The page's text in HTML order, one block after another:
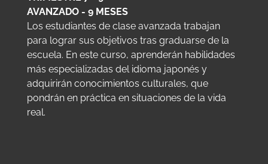
AVANZADO - 9 MESES
Los estudiantes de clase avanzada trabajan
para lograr sus objetivos tras graduarse de la
escuela. En este curso, aprenderán habilidades
más especializadas del idioma japonés y
adquirirán conocimientos culturales, que
pondrán en práctica en situaciones de la vida
real.